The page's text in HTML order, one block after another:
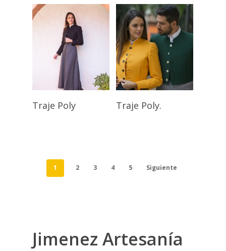
Seleccionar
Opciones
Traje Poly
Seleccionar
Opciones
Traje Poly.
1 2 3 4 5 Siguiente
Jimenez Artesanía